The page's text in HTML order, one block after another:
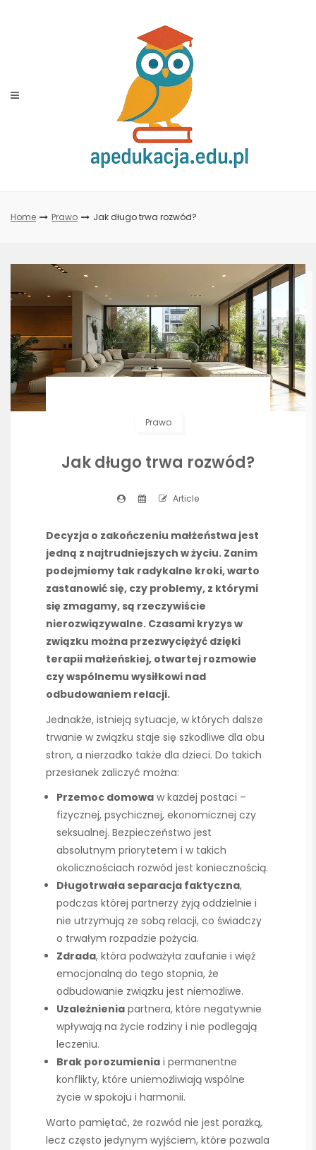
Home Prawo Jak długo trwa rozwód?
Prawo
Jak długo trwa rozwód?
Article
Decyzja o zakończeniu małżeństwa jest
jedną z najtrudniejszych w życiu. Zanim
podejmiemy tak radykalne kroki, warto
zastanowić się, czy problemy, z którymi
się zmagamy, są rzeczywiście
nierozwiązywalne. Czasami kryzys w
związku można przezwyciężyć dzięki
terapii małżeńskiej, otwartej rozmowie
czy wspólnemu wysiłkowi nad
odbudowaniem relacji.
Jednakże, istnieją sytuacje, w których dalsze
trwanie w związku staje się szkodliwe dla obu
stron, a nierzadko także dla dzieci. Do takich
przesłanek zaliczyć można:
Przemoc domowa w każdej postaci –
fizycznej, psychicznej, ekonomicznej czy
seksualnej. Bezpieczeństwo jest
absolutnym priorytetem i w takich
okolicznościach rozwód jest koniecznością.
Długotrwała separacja faktyczna,
podczas której partnerzy żyją oddzielnie i
nie utrzymują ze sobą relacji, co świadczy
o trwałym rozpadzie pożycia.
Zdrada, która podważyła zaufanie i więź
emocjonalną do tego stopnia, że
odbudowanie związku jest niemożliwe.
Uzależnienia partnera, które negatywnie
wpływają na życie rodziny i nie podlegają
leczeniu.
Brak porozumienia i permanentne
konflikty, które uniemożliwiają wspólne
życie w spokoju i harmonii.
Warto pamiętać, że rozwód nie jest porażką,
lecz często jedynym wyjściem, które pozwala